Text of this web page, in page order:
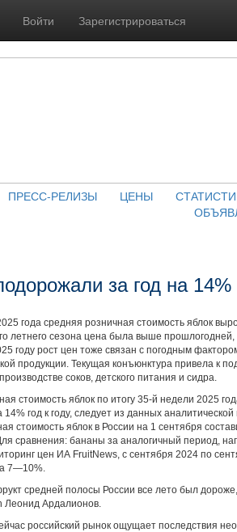
Войти Зарегистрироваться
ПРЕСС-РЕЛИЗЫ ЦЕНЫ
за год на 14%
года средняя розничная стоимость яблок
летнего сезона цена была выше
году рост цен тоже связан с погодным
продукции. Текущая конъюнктура привела к
соков, детского питания и сидра.
стоимость яблок по итогу 35-й недели 2025
14% год к году, следует из данных
стоимость яблок в России на 1 сентября
сравнения: бананы за аналогичный период,
цен ИА FruitNews, с сентября 2024 по
7—10%.
средней полосы России все лето был
Леонид Ардалионов.
российский рынок ощущает последствия